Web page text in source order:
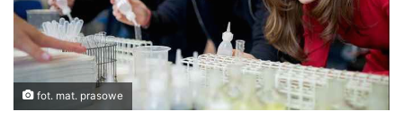
fot. mat. prasowe